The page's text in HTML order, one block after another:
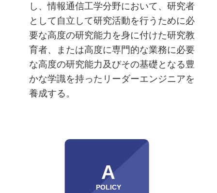
し、情報通信工学分野において、研究者
として自立して研究活動を行うために必
要な高度の研究能力を身に付けた研究教
育者、または高度に専門的な業務に必要
な高度の研究能力及びその基礎となる豊
かな学識を持ったリーダーエンジニアを
養成する。
A
POLICY